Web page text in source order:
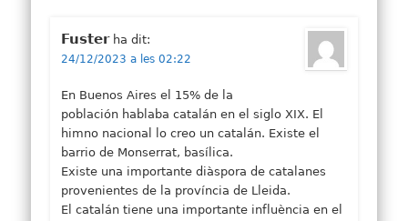
Fuster ha dit:
24/12/2023 a les 02:22
En Buenos Aires el 15% de la
población hablaba catalán en el siglo XIX. El
himno nacional lo creo un catalán. Existe el
barrio de Monserrat, basílica.
Existe una importante diàspora de catalanes
provenientes de la província de Lleida.
El catalán tiene una importante influència en el